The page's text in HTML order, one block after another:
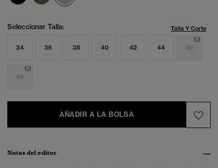
Seleccionar Talla: Talla Y Corte
34 36 38 40 42 44 46
48
AÑADIR A LA BOLSA
Notas del editor